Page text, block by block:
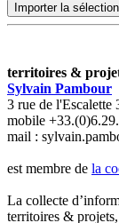
Importer la sélection
territoires &
Sylvain Pambour
3 rue de l'Escalette
mobile
mail :
est membre de la
La collecte
territoires &